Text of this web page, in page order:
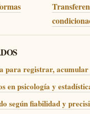
para registrar,
en psicología y
según fiabilidad y